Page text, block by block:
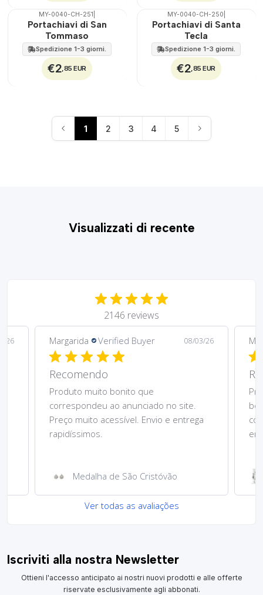
🇵🇹
MY-0040-CH-251
Portachiavi di San
Tommaso
Spedizione 1-3 giorni.
€2,85 EUR
🇵🇹
MY-0040-CH-250
Portachiavi di Santa
Tecla
Spedizione 1-3 giorni.
€2,85 EUR
1 2 3 4 5
Visualizzati di recente
2146 reviews
26 Margarida Verified Buyer 08/03/26
Recomendo
Produto muito bonito que
correspondeu ao anunciado no site.
Preço muito acessível. Envio e entrega
rapidíssimos.
Medalha de São Cristóvão
Ver todas as avaliações
Iscriviti alla nostra Newsletter
Ottieni l'accesso anticipato ai nostri nuovi prodotti e alle offerte
riservate esclusivamente agli abbonati.